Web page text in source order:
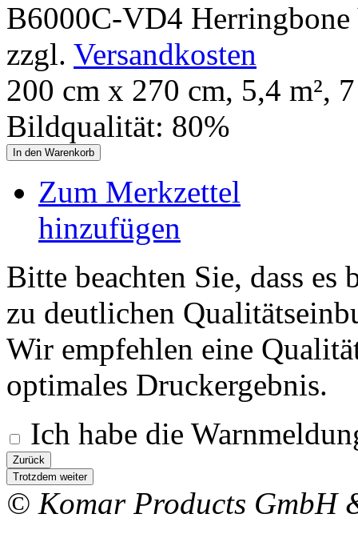
B6000C-VD4
zzgl. Versandkosten
200 cm x 270 cm, 5,4 m², 7
Bildqualität: 80%
In den Warenkorb
Zum Merkzettel
hinzufügen
Bitte beachten Sie, dass
zu deutlichen
Wir empfehlen eine
optimales Druckergebnis.
Ich habe die
Zurück
Trotzdem weiter
© Komar Products GmbH